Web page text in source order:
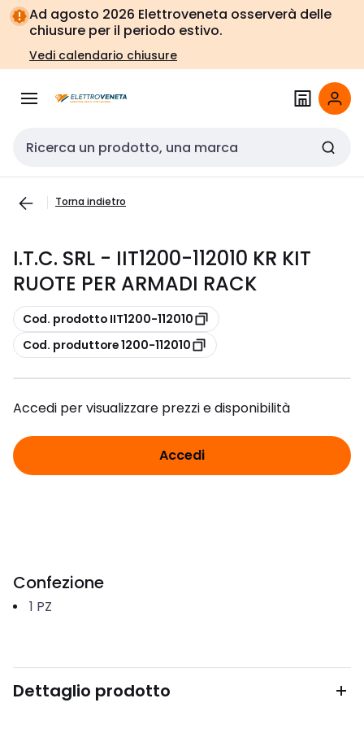
Vai alla
navigazione
Vai
alla
pagina
Ad agosto 2026 Elettroveneta osserverà delle
chiusure per il periodo estivo.
Vedi calendario chiusure
Cerca input
Torna indietro
I.T.C. SRL - IIT1200-112010 KR KIT
RUOTE PER ARMADI RACK
copia
Cod. prodotto IIT1200-112010
copia
Cod. produttore 1200-112010
Accedi per visualizzare prezzi e disponibilità
Accedi
Confezione
1 PZ
Dettaglio prodotto